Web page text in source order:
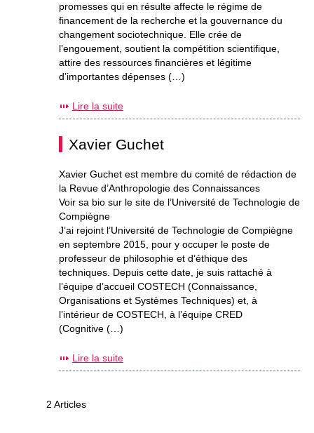
promesses qui en résulte affecte le régime de
financement de la recherche et la gouvernance du
changement sociotechnique. Elle crée de
l’engouement, soutient la compétition scientifique,
attire des ressources financières et légitime
d’importantes dépenses (…)
Lire la suite
Xavier Guchet
Xavier Guchet est membre du comité de rédaction de
la Revue d’Anthropologie des Connaissances
Voir sa bio sur le site de l’Université de Technologie de
Compiègne
J’ai rejoint l’Université de Technologie de Compiègne
en septembre 2015, pour y occuper le poste de
professeur de philosophie et d’éthique des
techniques. Depuis cette date, je suis rattaché à
l’équipe d’accueil COSTECH (Connaissance,
Organisations et Systèmes Techniques) et, à
l’intérieur de COSTECH, à l’équipe CRED
(Cognitive (…)
Lire la suite
2 Articles